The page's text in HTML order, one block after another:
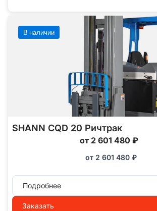
В наличии
SHANN CQD 20 Ричтрак
от 2 601 480 ₽
от 2 601 480 ₽
Подробнее
Заказать